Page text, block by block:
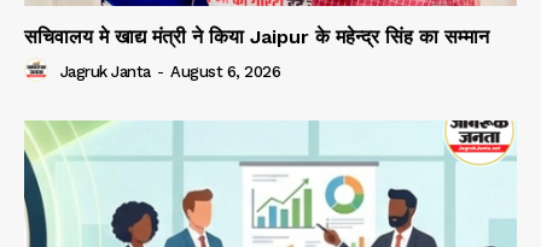
सचिवालय मे खाद्य मंत्री ने किया Jaipur के महेन्द्र सिंह का सम्मान
Jagruk Janta - August 6, 2026